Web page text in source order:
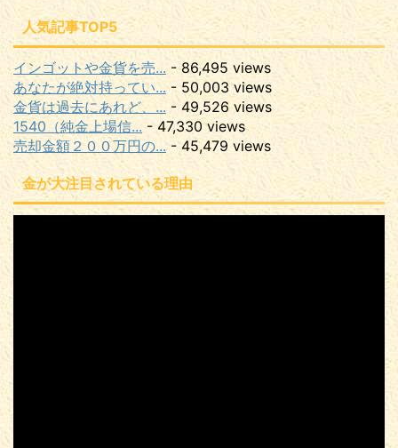
人気記事TOP5
インゴットや金貨を売... - 86,495 views
あなたが絶対持ってい... - 50,003 views
金貨は過去にあれど、... - 49,526 views
1540（純金上場信... - 47,330 views
売却金額２００万円の... - 45,479 views
金が大注目されている理由